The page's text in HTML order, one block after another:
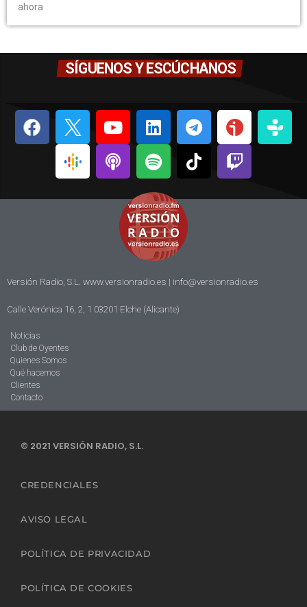
ahora
SÍGUENOS Y ESCÚCHANOS
Versión Radio, S.L. www.versionradio.es | info@versionradio.es
Calle Verónica 16, 2, 1 03201 Elche (Alicante)
Noticias
Club de Oyentes
Quienes Somos
Qué hacemos
Clientes
Contacto
© 2021 VERSIÓN RADIO, S.L.
CREDENCIALES
AVISO LEGAL
POLÍTICA DE PRIVACIDAD
POLÍTICA DE COOKIES